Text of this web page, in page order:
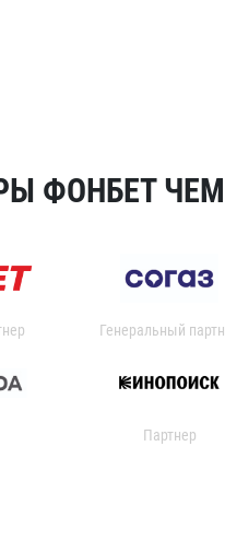
ФОНБЕТ
Генеральный
Партнер